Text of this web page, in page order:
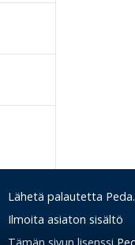
Lähetä palautetta
Ilmoita asiaton sisältö